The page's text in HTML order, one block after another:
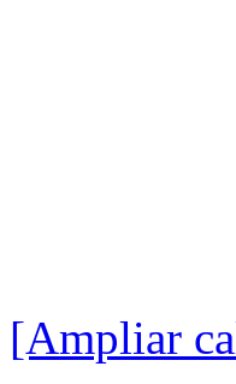
[Ampliar